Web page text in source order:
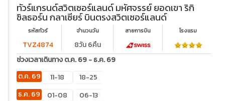
ทัวร์แกรนด์สวิตเซอร์แลนด์ มหัศจรรย์ ยอดเขา ริกิ
ชิลธอร์น กลาเซียร์ บินตรงสวิตเซอร์แลนด์
รหัสทัวร์
TVZ4874
จำนวนวัน
8วัน 6คืน
สายการบิน โรงเเรม
ช่วงเวลาเดินทาง ต.ค. 69 - ธ.ค. 69
ต.ค. 69
11-18
18-25
ธ.ค. 69
01-08 06-13